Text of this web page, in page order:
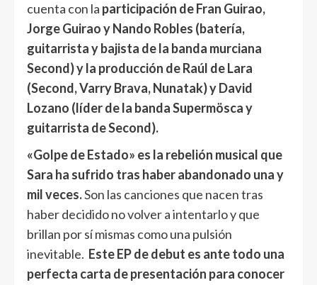
cuenta con la participación de Fran Guirao,
Jorge Guirao y Nando Robles (batería,
guitarrista y bajista de la banda murciana
Second) y la producción de Raúl de Lara
(Second, Varry Brava, Nunatak) y David
Lozano (líder de la banda Supermösca y
guitarrista de Second).
«Golpe de Estado» es la rebelión musical que
Sara ha sufrido tras haber abandonado una y
mil veces.Son las canciones que nacen tras
haber decidido no volver a intentarlo y que
brillan por sí mismas como una pulsión
inevitable. Este EP de debut es ante todo una
perfecta carta de presentación para conocer